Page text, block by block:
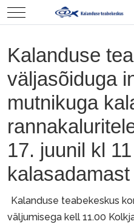
Mobile Menu Toggle
Kalanduse
väljasõiduga
mutnikuga
17. juunil kl
kalasadamast
Kalanduse teabekeskus
väljumisega kell 11.00